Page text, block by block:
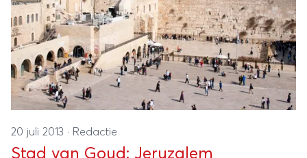
20 juli 2013 · Redactie
Stad van Goud: Jeruzalem